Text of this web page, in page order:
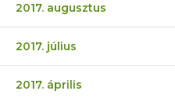
2017. augusztus
2017. július
2017. április